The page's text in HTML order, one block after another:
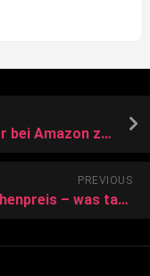
Anzeige: Predator-Gaming-Monitor bei Amazon zum Sonderpreis
PREVIOUS
Riesenfernseher zum Schnäppchenpreis – was taugt das Angebot von Aldi?